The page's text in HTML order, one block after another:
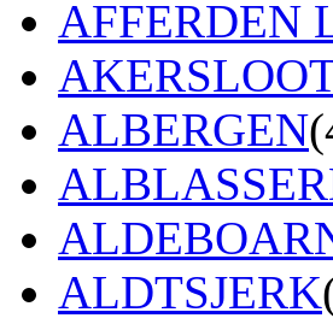
AFFERDEN
ALBERGEN
ALDTSJERK